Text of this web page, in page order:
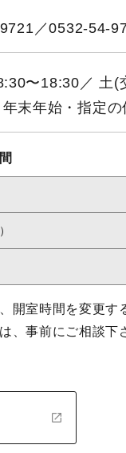
／0532-54-
〜18:30／ 土(
末年始・指定
開室時間を変更す
、事前にご相談下